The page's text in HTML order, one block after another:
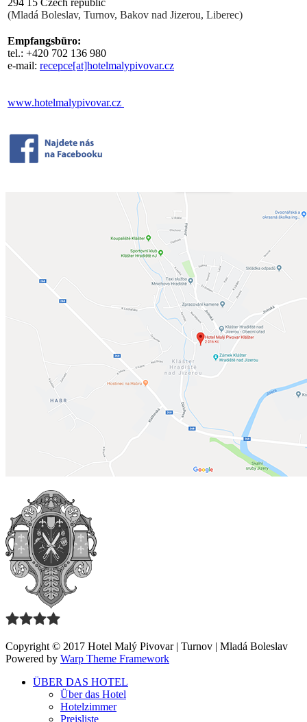
(Mladá Boleslav, Turnov, Bakov nad Jizerou, Liberec)
Empfangsbüro:
tel.: +420 702 136 980
e-mail: recepce[at]hotelmalypivovar.cz
www.hotelmalypivovar.cz
Copyright © 2017 Hotel Malý Pivovar | Turnov | Mladá Boleslav
Powered by Warp Theme Framework
ÜBER DAS HOTEL
Über das Hotel
Hotelzimmer
Preisliste